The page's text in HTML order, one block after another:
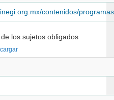
contenidos/
los sujetos obligados